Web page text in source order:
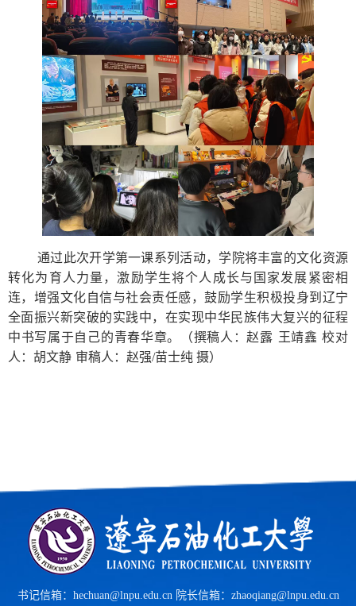
通过此次开学第一课系列活动，学院将丰富的文化资源
转化为育人力量，激励学生将个人成长与国家发展紧密相
连，增强文化自信与社会责任感，鼓励学生积极投身到辽宁
全面振兴新突破的实践中，在实现中华民族伟大复兴的征程
中书写属于自己的青春华章。（撰稿人：赵露 王靖鑫 校对
人：胡文静 审稿人：赵强/苗士纯 摄）
书记信箱：hechuan@lnpu.edu.cn 院长信箱：zhaoqiang@lnpu.edu.cn